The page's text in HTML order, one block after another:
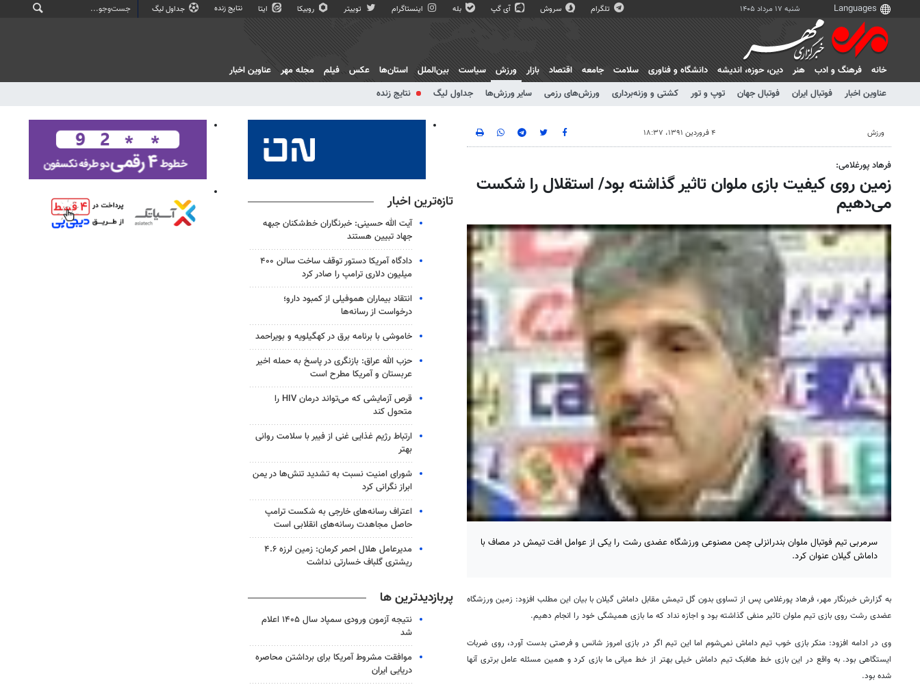
شنبه ۱۷ مرداد ۱۴۰۵ تلگرام سروش آی گپ بله اینستاگرام توییتر روبیکا ایتا نتایج زنده جداول لیگ
خانه فرهنگ و ادب هنر دين، حوزه، انديشه دانشگاه و فناوری سلامت جامعه اقتصاد بازار
ورزش
عناوین اخبار
فوتبال ایران فوتبال جهان توپ و تور کشتی و وزنه‌برداری ورزش‌های رزمی سایر ورزش‌ها جداول لیگ نتایج زنده
سیاست بین‌الملل استان‌ها عکس فیلم مجله مهر عناوین اخبار
ورزش ۴ فروردین ۱۳۹۱، ۱۸:۳۷
فرهاد پورغلامی:
زمین روی کیفیت بازی ملوان تاثیر گذاشته بود/ استقلال را شکست
می‌دهیم
سرمربی تیم فوتبال ملوان بندرانزلی چمن مصنوعی ورزشگاه عضدی رشت را یکی از عوامل افت تیمش در مصاف با
داماش گیلان عنوان کرد.
به گزارش خبرنگار مهر، فرهاد پورغلامی پس از تساوی بدون گل تیمش مقابل داماش گیلان با بیان این مطلب افزود: زمین ورزشگاه
عضدی رشت روی بازی تیم ملوان تاثیر منفی گذاشته بود و اجازه نداد که ما بازی همیشگی خود را انجام دهیم.
وی در ادامه افزود: منکر بازی خوب تیم داماش نمی‌شوم اما این تیم اگر در بازی امروز شانس و فرصتی بدست آورد، روی ضربات
ایستگاهی بود. به واقع در این بازی خط هافبک تیم داماش خیلی بهتر از خط میانی ما بازی کرد و همین مسئله عامل برتری آنها
شده بود.
تازه‌ترین اخبار
آیت الله حسینی: خبرنگاران خط‌شکنان جبهه
جهاد تبیین هستند
دادگاه آمریکا دستور توقف ساخت سالن ۴۰۰
میلیون دلاری ترامپ را صادر کرد
انتقاد بیماران هموفیلی از کمبود دارو؛
درخواست از رسانه‌ها
خاموشی با برنامه برق در کهگیلویه و بویراحمد
حزب الله عراق: بازنگری در پاسخ به حمله اخیر
عربستان و آمریکا مطرح است
قرص آزمایشی که می‌تواند درمان HIV را
متحول کند
ارتباط رژیم غذایی غنی از فیبر با سلامت روانی
بهتر
شورای امنیت نسبت به تشدید تنش‌ها در یمن
ابراز نگرانی کرد
اعتراف رسانه‌های خارجی به شکست ترامپ
حاصل مجاهدت رسانه‌های انقلابی است
مدیرعامل هلال احمر کرمان: زمین لرزه ۴.۶
ریشتری گلباف خسارتی نداشت
پربازدیدترین ها
نتیجه آزمون ورودی سمپاد سال ۱۴۰۵ اعلام
شد
موافقت مشروط آمریکا برای برداشتن محاصره
دریایی ایران